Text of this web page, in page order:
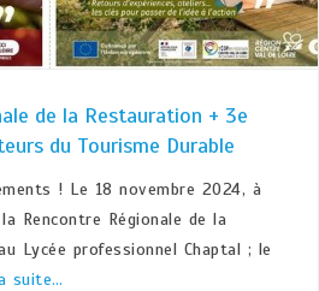
de la Restauration + 3e
du Tourisme Durable
! Le 18 novembre 2024, à
Rencontre Régionale de la
Lycée professionnel Chaptal ; le
suite…